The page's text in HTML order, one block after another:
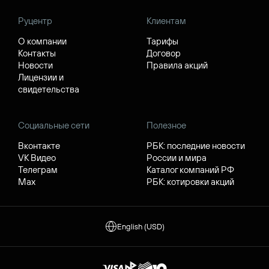
Руцентр
О компании
Контакты
Новости
Лицензии и
свидетельства
Клиентам
Тарифы
Договор
Правила акций
Социальные сети
Вконтакте
VK Видео
Телеграм
Max
Полезное
РБК: последние новости
России и мира
Каталог компаний РФ
РБК: котировки акций
English (USD)